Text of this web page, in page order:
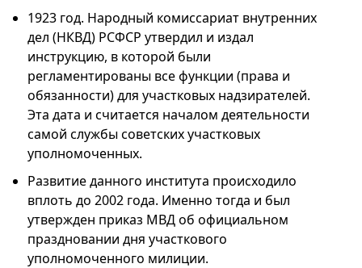
1923 год. Народный комиссариат внутренних
дел (НКВД) РСФСР утвердил и издал
инструкцию, в которой были
регламентированы все функции (права и
обязанности) для участковых надзирателей.
Эта дата и считается началом деятельности
самой службы советских участковых
уполномоченных.
Развитие данного института происходило
вплоть до 2002 года. Именно тогда и был
утвержден приказ МВД об официальном
праздновании дня участкового
уполномоченного милиции.